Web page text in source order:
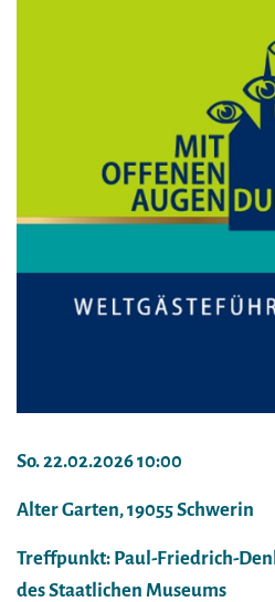
So. 22.02.2026 10:00
Alter Garten, 19055 Schwerin
Treffpunkt: Paul-Friedrich-
des Staatlichen Museums